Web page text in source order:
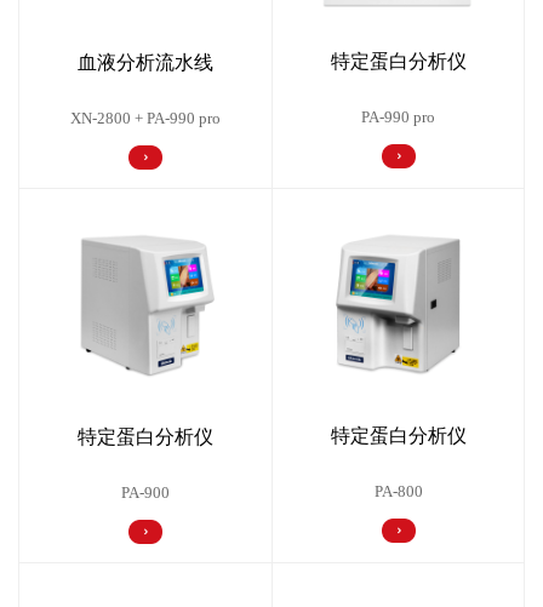
血液分析流水线
XN-2800 + PA-990 pro
特定蛋白分析仪
PA-990 pro
特定蛋白分析仪
PA-900
特定蛋白分析仪
PA-800